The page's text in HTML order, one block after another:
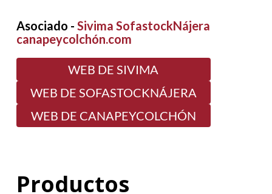
Asociado - Sivima SofastockNájera
canapeycolchón.com
WEB DE SIVIMA
WEB DE SOFASTOCKNÁJERA
WEB DE CANAPEYCOLCHÓN
Productos